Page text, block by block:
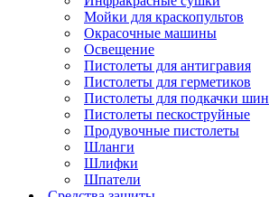
Мойки для краскопультов
Окрасочные машины
Освещение
Пистолеты для антигравия
Пистолеты для герметиков
Пистолеты для подкачки шин
Пистолеты пескоструйные
Продувочные пистолеты
Шланги
Шлифки
Шпатели